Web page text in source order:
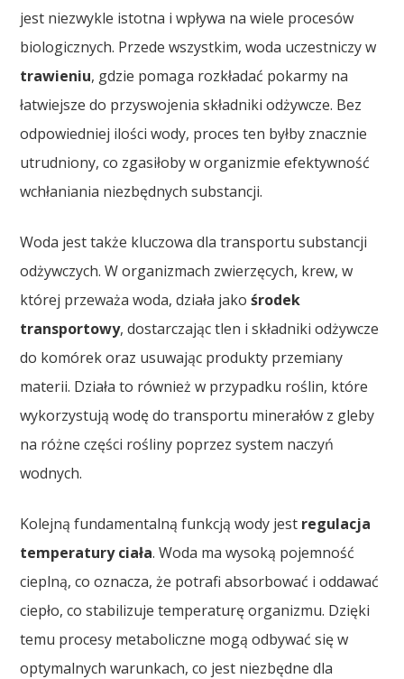
jest niezwykle istotna i wpływa na wiele procesów
biologicznych. Przede wszystkim, woda uczestniczy w
trawieniu, gdzie pomaga rozkładać pokarmy na
łatwiejsze do przyswojenia składniki odżywcze. Bez
odpowiedniej ilości wody, proces ten byłby znacznie
utrudniony, co zgasiłoby w organizmie efektywność
wchłaniania niezbędnych substancji.
Woda jest także kluczowa dla transportu substancji
odżywczych. W organizmach zwierzęcych, krew, w
której przeważa woda, działa jakośrodek
transportowy, dostarczając tlen i składniki odżywcze
do komórek oraz usuwając produkty przemiany
materii. Działa to również w przypadku roślin, które
wykorzystują wodę do transportu minerałów z gleby
na różne części rośliny poprzez system naczyń
wodnych.
Kolejną fundamentalną funkcją wody jest regulacja
temperatury ciała. Woda ma wysoką pojemność
cieplną, co oznacza, że potrafi absorbować i oddawać
ciepło, co stabilizuje temperaturę organizmu. Dzięki
temu procesy metaboliczne mogą odbywać się w
optymalnych warunkach, co jest niezbędne dla